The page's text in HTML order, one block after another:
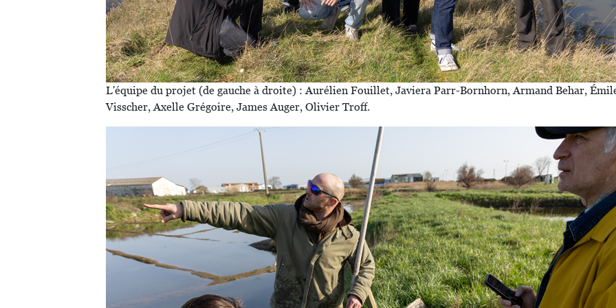
L'équipe du projet (de gauche à droite) : Aurélien Fouillet, Javiera Parr-Bornhorn, Armand Behar,
Visscher, Axelle Grégoire, James Auger, Olivier Troff.